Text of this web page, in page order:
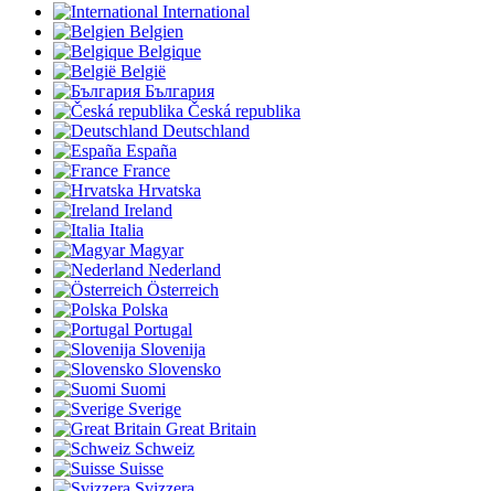
International
Belgien
Belgique
België
България
Česká republika
Deutschland
España
France
Hrvatska
Ireland
Italia
Magyar
Nederland
Österreich
Polska
Portugal
Slovenija
Slovensko
Suomi
Sverige
Great Britain
Schweiz
Suisse